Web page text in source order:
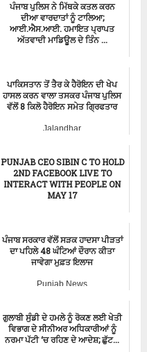
ਪੰਜਾਬ ਪੁਲਿਸ ਨੇ ਮਿੱਥਕੇ ਕਤਲ ਕਰਨ
ਦੀਆ ਵਾਰਦਾਤਾਂ ਨੂੰ ਟਾਲਿਆ;
ਆਈ.ਐਸ.ਆਈ. ਹਮਾਇਤ ਪ੍ਰਾਪਤ
ਅੱਤਵਾਦੀ ਮਾਡਿਊਲ ਦੇ ਤਿੰਨ ...
ਪਾਕਿਸਤਾਨ ਤੋਂ ਤੈਰ ਕੇ ਹੈਰੋਇਨ ਦੀ ਖੇਪ
ਹਾਸਲ ਕਰਨ ਵਾਲਾ ਤਸਕਰ ਪੰਜਾਬ ਪੁਲਿਸ
ਵੱਲੋਂ 8 ਕਿਲੋ ਹੈਰੋਇਨ ਸਮੇਤ ਗ੍ਰਿਫਤਾਰ
Jalandhar
PUNJAB CEO SIBIN C TO HOLD
2ND FACEBOOK LIVE TO
INTERACT WITH PEOPLE ON
MAY 17
ਪੰਜਾਬ ਸਰਕਾਰ ਵੱਲੋਂ ਸੜਕ ਹਾਦਸਾ ਪੀੜਤਾਂ
ਦਾ ਪਹਿਲੇ 48 ਘੰਟਿਆਂ ਦੌਰਾਨ ਕੀਤਾ
ਜਾਵੇਗਾ ਮੁਫ਼ਤ ਇਲਾਜ
Punjab News
ਗੁਲਾਬੀ ਸੁੰਡੀ ਦੇ ਹਮਲੇ ਨੂੰ ਰੋਕਣ ਲਈ ਖੇਤੀ
ਵਿਭਾਗ ਦੇ ਸੀਨੀਅਰ ਅਧਿਕਾਰੀਆਂ ਨੂੰ
ਨਰਮਾ ਪੱਟੀ ‘ਚ ਰਹਿਣ ਦੇ ਆਦੇਸ਼; ਛੁੱਟ...